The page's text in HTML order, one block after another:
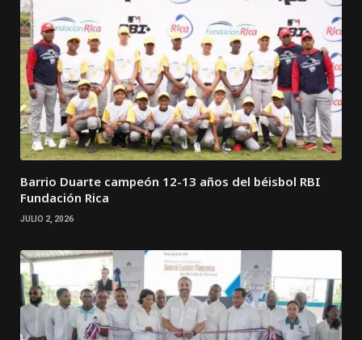
Barrio Duarte campeón 12-13 años del béisbol RBI
Fundación Rica
JULIO 2, 2026